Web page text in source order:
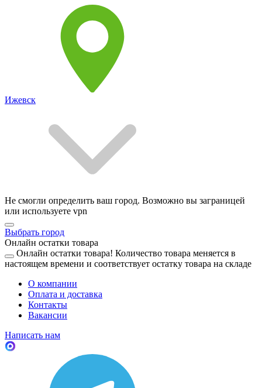
Ижевск
Не смогли определить ваш город. Возможно вы заграницей
или используете vpn
Выбрать город
Онлайн остатки товара
Онлайн остатки товара! Количество товара меняется в
настоящем времени и соответствует остатку товара на складе
О компании
Оплата и доставка
Контакты
Вакансии
Написать нам